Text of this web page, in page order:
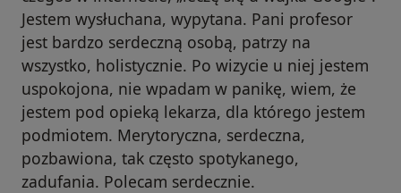
Jestem wysłuchana, wypytana. Pani profesor
jest bardzo serdeczną osobą, patrzy na
wszystko, holistycznie. Po wizycie u niej jestem
uspokojona, nie wpadam w panikę, wiem, że
jestem pod opieką lekarza, dla którego jestem
podmiotem. Merytoryczna, serdeczna,
pozbawiona, tak często spotykanego,
zadufania. Polecam serdecznie.